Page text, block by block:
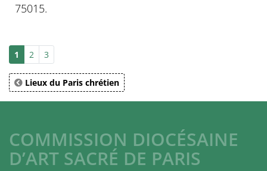
75015.
1 2 3
Lieux du Paris chrétien
COMMISSION DIOCÉSAINE
D’ART SACRÉ DE PARIS